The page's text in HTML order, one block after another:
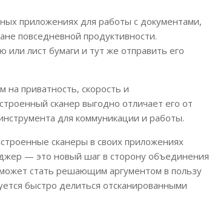
приложениях для работы с документами,
повседневной продуктивности.
или лист бумаги и тут же отправить его
на приватность, скорость и
сканер выгодно отличает его от
для коммуникации и работы.
сканеры в своих приложениях
— это новый шаг в сторону объединения
стать решающим аргументом в пользу
быстро делиться отсканированными